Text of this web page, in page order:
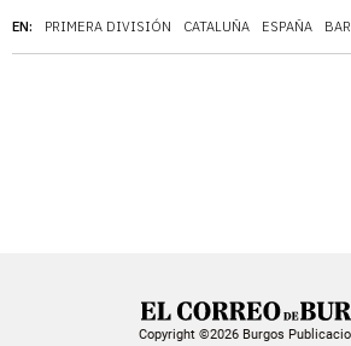
EN: PRIMERA DIVISIÓN CATALUÑA ESPAÑA
Copyright ©2026 Burgos